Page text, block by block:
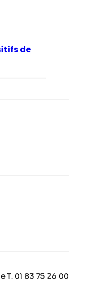
de
T. 01 83 75 26 00